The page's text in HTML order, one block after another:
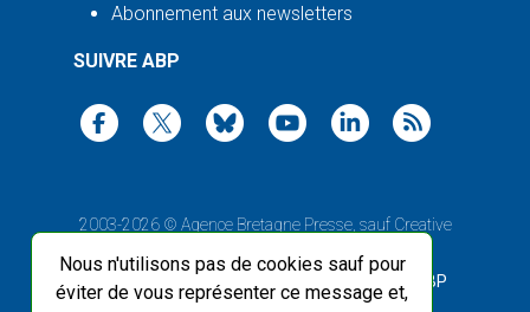
Nous n'utilisons pas de cookies sauf pour
éviter de vous représenter ce message et,
Abonnement aux newsletters
SUIVRE ABP
2003-2026 © Agence Bretagne Presse, sauf Creative
Commons
Front-end design :
Breizhek Studio ABP